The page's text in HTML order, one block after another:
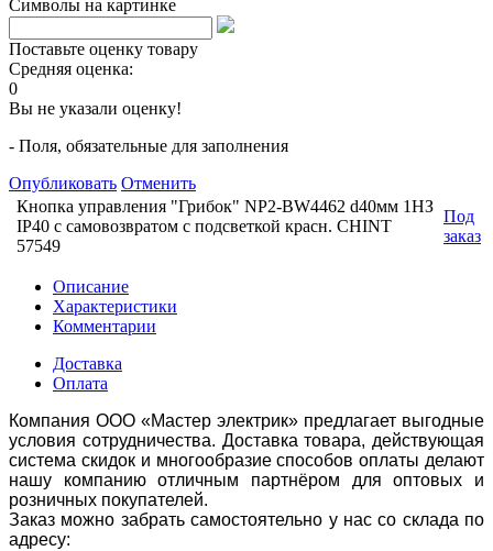
Символы на картинке
Поставьте оценку товару
Средняя оценка:
0
Вы не указали оценку!
- Поля, обязательные для заполнения
Опубликовать Отменить
Кнопка управления "Грибок" NP2-BW4462 d40мм 1НЗ
IP40 с самовозвратом с подсветкой красн. CHINT
57549
Под
заказ
Описание
Характеристики
Комментарии
Доставка
Оплата
Компания ООО «Мастер электрик» предлагает выгодные
условия сотрудничества. Доставка товара, действующая
система скидок и многообразие способов оплаты делают
нашу компанию отличным партнёром для оптовых и
розничных покупателей.
Заказ можно забрать самостоятельно у нас со склада по
адресу: